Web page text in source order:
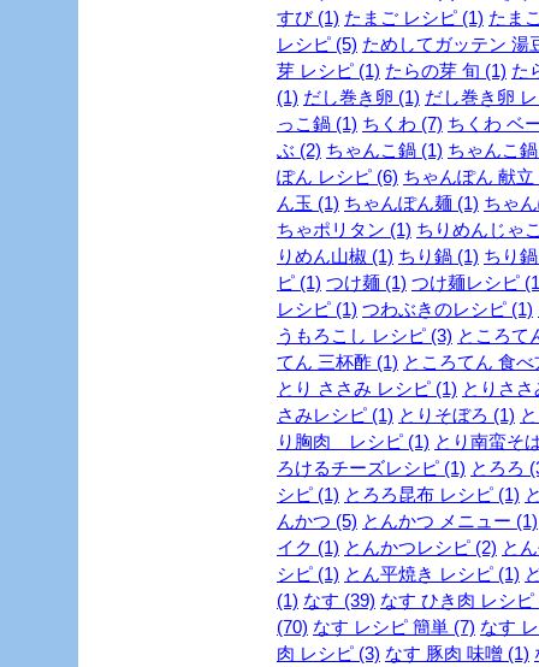
すび (1) たまご レシピ (1) たま
レシピ (5) ためしてガッテン 湯
芽 レシピ (1) たらの芽 旬 (1) た
(1) だし巻き卵 (1) だし巻き卵
っこ鍋 (1) ちくわ (7) ちくわ ベ
ぶ (2) ちゃんこ鍋 (1) ちゃんこ
ぽん レシピ (6) ちゃんぽん 献立
ん玉 (1) ちゃんぽん麺 (1) ちゃ
ちゃポリタン (1) ちりめんじゃ
りめん山椒 (1) ちり鍋 (1) ちり
ピ (1) つけ麺 (1) つけ麺レシピ
レシピ (1) つわぶきのレシピ (1)
うもろこし レシピ (3) ところて
てん 三杯酢 (1) ところてん 食べ
とり ささみ レシピ (1) とりささ
さみレシピ (1) とりそぼろ (1)
り胸肉 レシピ (1) とり南蛮そ
ろけるチーズレシピ (1) とろろ
シピ (1) とろろ昆布 レシピ (1)
んかつ (5) とんかつ メニュー (1)
イク (1) とんかつレシピ (2) と
シピ (1) とん平焼き レシピ (1)
(1) なす (39) なす ひき肉 レシピ
(70) なす レシピ 簡単 (7) なす
肉 レシピ (3) なす 豚肉 味噌 (1)